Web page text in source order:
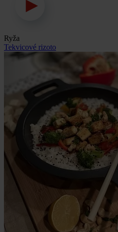
Ryža
Tekvicové rizoto